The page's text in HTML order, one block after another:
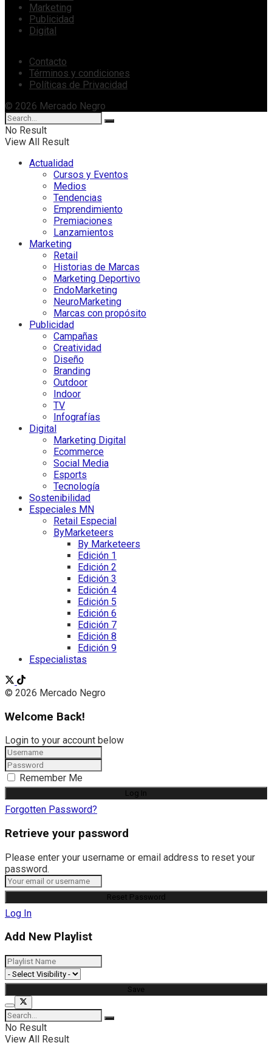
Marketing
Publicidad
Digital
Contacto
Términos y condiciones
Políticas de Privacidad
© 2026 Mercado Negro
No Result
View All Result
Actualidad
Cursos y Eventos
Medios
Tendencias
Emprendimiento
Premiaciones
Lanzamientos
Marketing
Retail
Historias de Marcas
Marketing Deportivo
EndoMarketing
NeuroMarketing
Marcas con propósito
Publicidad
Campañas
Creatividad
Diseño
Branding
Outdoor
Indoor
TV
Infografías
Digital
Marketing Digital
Ecommerce
Social Media
Esports
Tecnología
Sostenibilidad
Especiales MN
Retail Especial
ByMarketeers
By Marketeers
Edición 1
Edición 2
Edición 3
Edición 4
Edición 5
Edición 6
Edición 7
Edición 8
Edición 9
Especialistas
© 2026 Mercado Negro
Welcome Back!
Login to your account below
Remember Me
Forgotten Password?
Retrieve your password
Please enter your username or email address to reset your
password.
Log In
Add New Playlist
No Result
View All Result